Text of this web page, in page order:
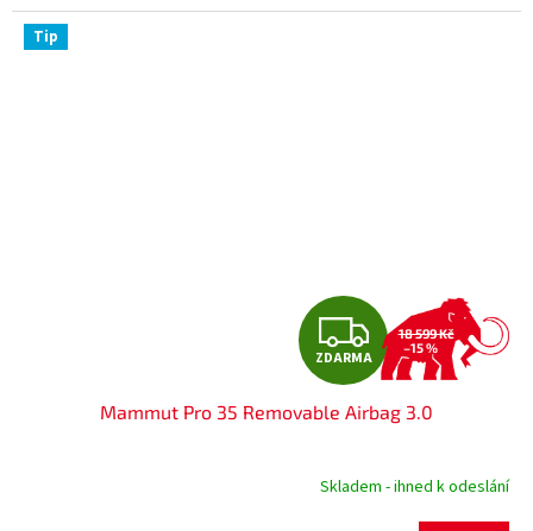
Tip
Z
D
A
R
ZDARMA
18 599 Kč
–15 %
Mammut Pro 35 Removable Airbag 3.0
Skladem - ihned k odeslání